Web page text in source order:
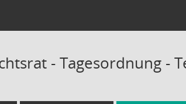
- Tagesordnung -